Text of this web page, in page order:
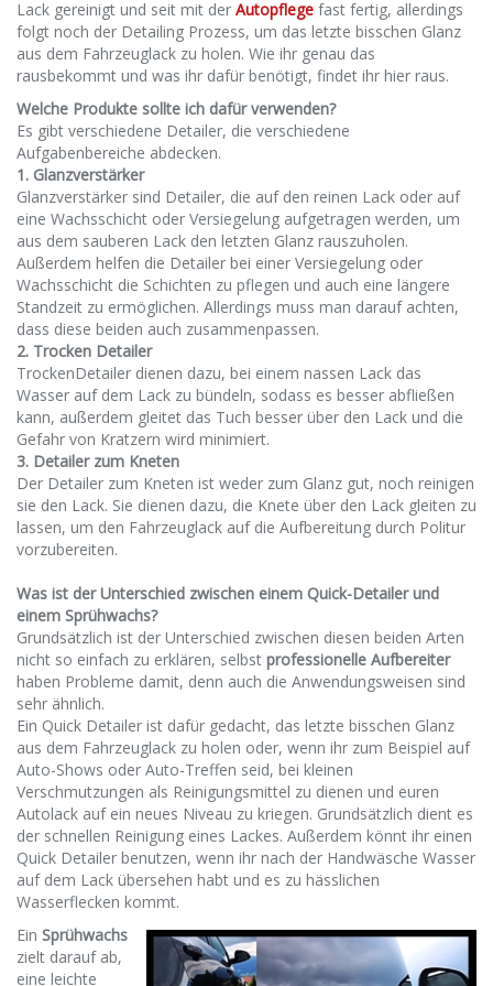
Lack gereinigt und seit mit der Autopflege fast fertig, allerdings
folgt noch der Detailing Prozess, um das letzte bisschen Glanz
aus dem Fahrzeuglack zu holen. Wie ihr genau das
rausbekommt und was ihr dafür benötigt, findet ihr hier raus.
Welche Produkte sollte ich dafür verwenden?
Es gibt verschiedene Detailer, die verschiedene
Aufgabenbereiche abdecken.
1. Glanzverstärker
Glanzverstärker sind Detailer, die auf den reinen Lack oder auf
eine Wachsschicht oder Versiegelung aufgetragen werden, um
aus dem sauberen Lack den letzten Glanz rauszuholen.
Außerdem helfen die Detailer bei einer Versiegelung oder
Wachsschicht die Schichten zu pflegen und auch eine längere
Standzeit zu ermöglichen. Allerdings muss man darauf achten,
dass diese beiden auch zusammenpassen.
2. Trocken Detailer
TrockenDetailer dienen dazu, bei einem nassen Lack das
Wasser auf dem Lack zu bündeln, sodass es besser abfließen
kann, außerdem gleitet das Tuch besser über den Lack und die
Gefahr von Kratzern wird minimiert.
3. Detailer zum Kneten
Der Detailer zum Kneten ist weder zum Glanz gut, noch reinigen
sie den Lack. Sie dienen dazu, die Knete über den Lack gleiten zu
lassen, um den Fahrzeuglack auf die Aufbereitung durch Politur
vorzubereiten.
Was ist der Unterschied zwischen einem Quick-Detailer und
einem Sprühwachs?
Grundsätzlich ist der Unterschied zwischen diesen beiden Arten
nicht so einfach zu erklären, selbst professionelle Aufbereiter
haben Probleme damit, denn auch die Anwendungsweisen sind
sehr ähnlich.
Ein Quick Detailer ist dafür gedacht, das letzte bisschen Glanz
aus dem Fahrzeuglack zu holen oder, wenn ihr zum Beispiel auf
Auto-Shows oder Auto-Treffen seid, bei kleinen
Verschmutzungen als Reinigungsmittel zu dienen und euren
Autolack auf ein neues Niveau zu kriegen. Grundsätzlich dient es
der schnellen Reinigung eines Lackes. Außerdem könnt ihr einen
Quick Detailer benutzen, wenn ihr nach der Handwäsche Wasser
auf dem Lack übersehen habt und es zu hässlichen
Wasserflecken kommt.
Ein Sprühwachs
zielt darauf ab,
eine leichte